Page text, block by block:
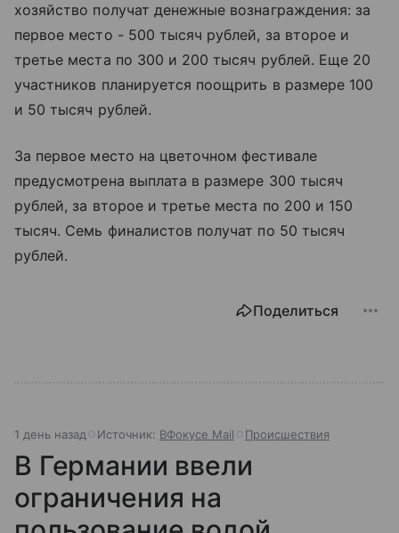
хозяйство получат денежные вознаграждения: за
первое место - 500 тысяч рублей, за второе и
третье места по 300 и 200 тысяч рублей. Еще 20
участников планируется поощрить в размере 100
и 50 тысяч рублей.
За первое место на цветочном фестивале
предусмотрена выплата в размере 300 тысяч
рублей, за второе и третье места по 200 и 150
тысяч. Семь финалистов получат по 50 тысяч
рублей.
Поделиться
1 день назад Источник: ВФокусе Mail Происшествия
В Германии ввели
ограничения на